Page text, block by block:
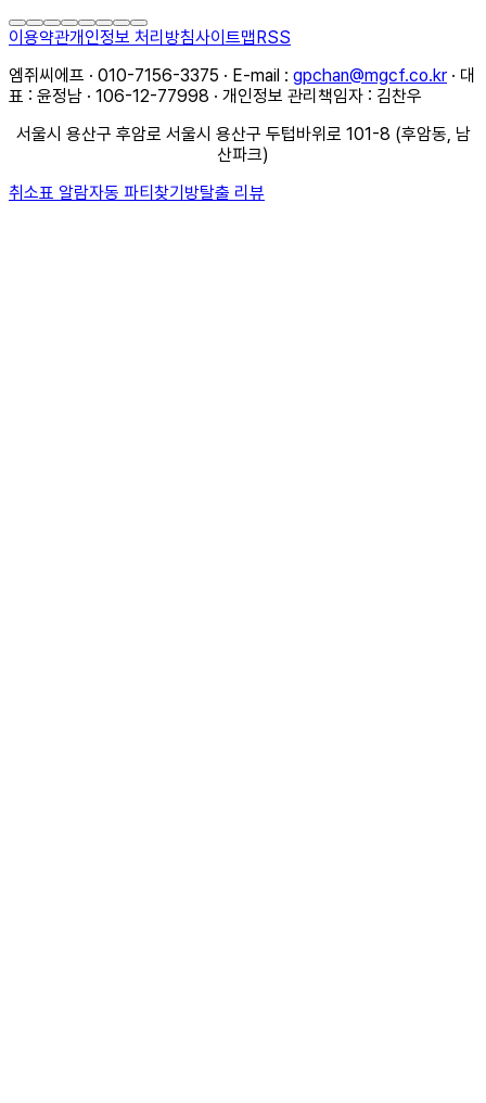
이용약관개인정보 처리방침사이트맵RSS
엠쥐씨에프 · 010-7156-3375 · E-mail : gpchan@mgcf.co.kr · 대
표 : 윤정남 · 106-12-77998 · 개인정보 관리책임자 : 김찬우
서울시 용산구 후암로 서울시 용산구 두텁바위로 101-8 (후암동, 남
산파크)
취소표 알람자동 파티찾기방탈출 리뷰